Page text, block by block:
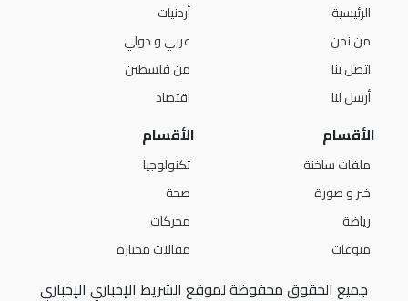
الرئيسية
من نحن
اتصل بنا
أرسل لنا
أردنيات
عربي و دولي
من فلسطين
اقتصاد
الأقسام
ملفات ساخنة
خبر و صورة
رياضة
منوعات
الأقسام
تكنولوجيا
صحة
محركات
مقالات مختارة
جميع الحقوق محفوظة لموقع الشريط الإخباري الإخباري